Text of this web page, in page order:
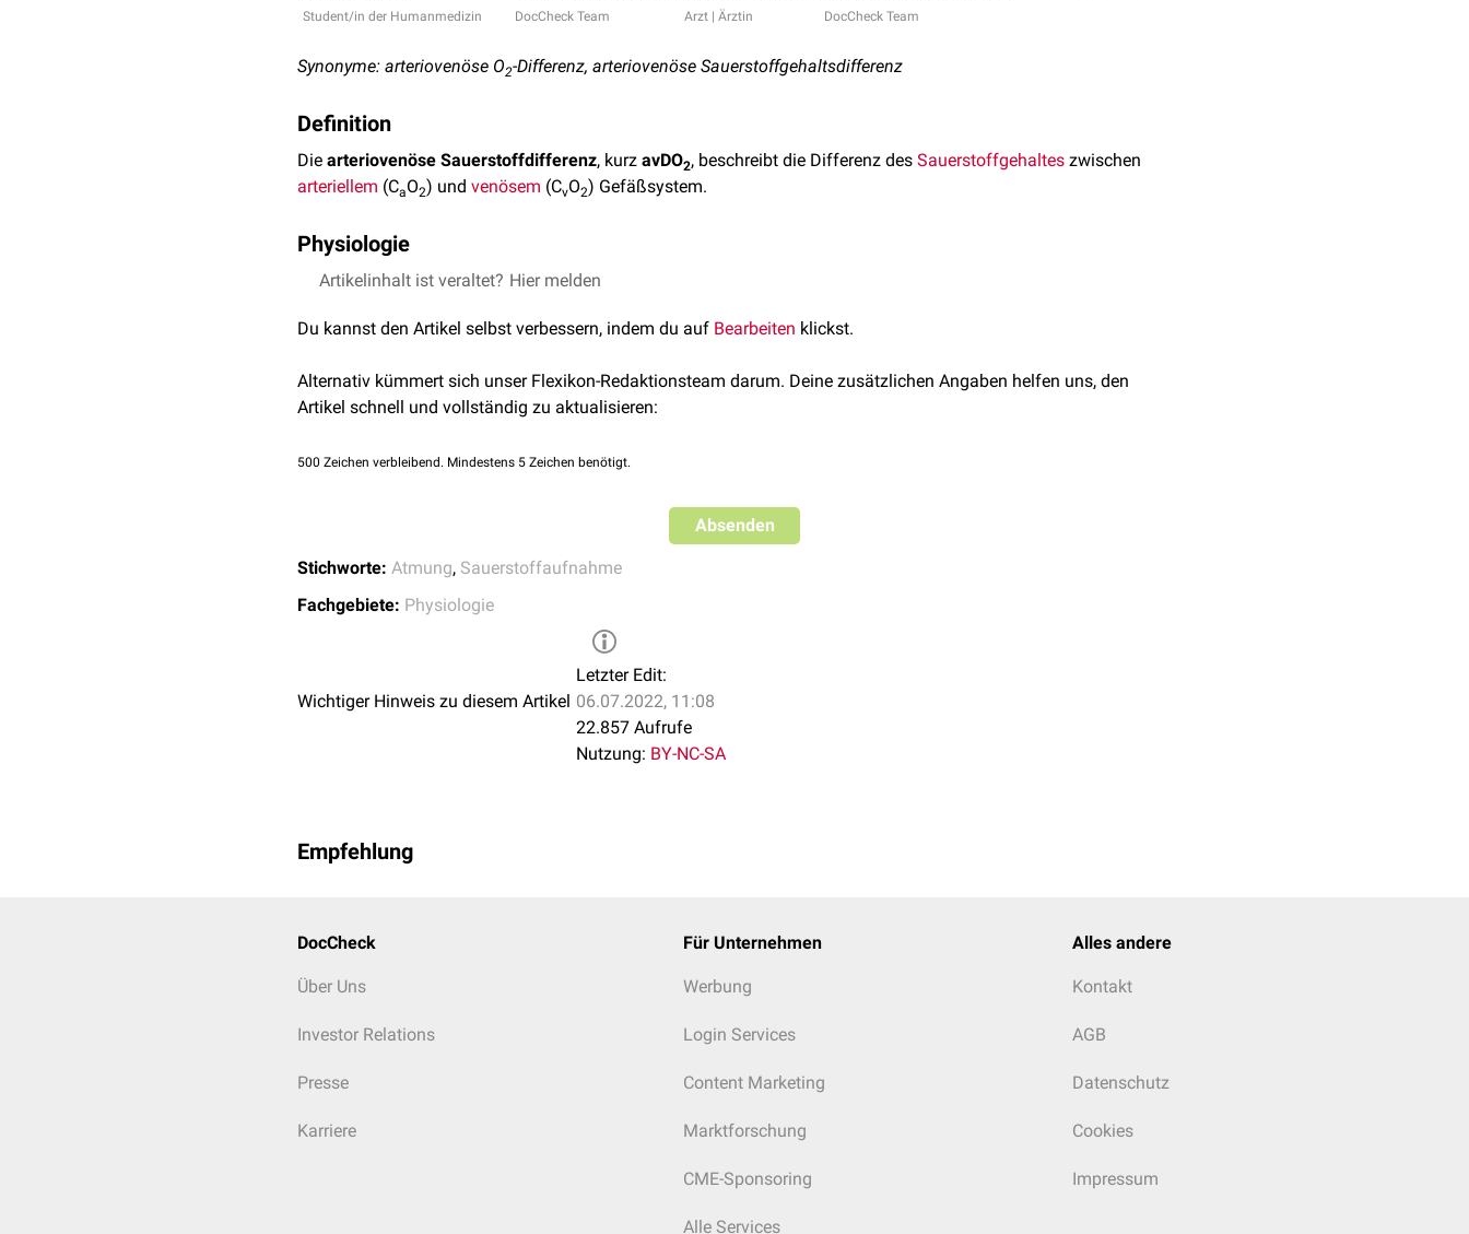
Student/in der Humanmedizin DocCheck Team Arzt | Ärztin DocCheck Team
Synonyme: arteriovenöse O2-Differenz, arteriovenöse Sauerstoffgehaltsdifferenz
Definition
Die arteriovenöse Sauerstoffdifferenz, kurz avDO2, beschreibt die Differenz des Sauerstoffgehaltes zwischen
arteriellem (CaO2) und venösem (CvO2) Gefäßsystem.
Physiologie
Anhand der arteriovenösen Sauerstoffdifferenz lassen sich Rückschlüsse auf die
variiert werden kann (z.B.Myokard,Kortex). Minimale arteriovenöse Sauerstoffdifferenzen finden sich in Geweben
siehe auch: Sauerstoffgehalt des Blutes
Artikelinhalt ist veraltet? Hier melden
Du kannst den Artikel selbst verbessern, indem du auf Bearbeiten klickst.
Alternativ kümmert sich unser Flexikon-Redaktionsteam darum. Deine zusätzlichen Angaben helfen uns, den
Artikel schnell und vollständig zu aktualisieren:
500 Zeichen verbleibend. Mindestens 5 Zeichen benötigt.
Absenden
Stichworte: Atmung, Sauerstoffaufnahme
Fachgebiete: Physiologie
Wichtiger Hinweis zu diesem Artikel
Letzter Edit:
06.07.2022, 11:08
22.857 Aufrufe
Nutzung: BY-NC-SA
Empfehlung
DocCheck
Über Uns
Investor Relations
Presse
Karriere
Für Unternehmen
Werbung
Login Services
Content Marketing
Marktforschung
CME-Sponsoring
Alle Services
Alles andere
Kontakt
AGB
Datenschutz
Cookies
Impressum